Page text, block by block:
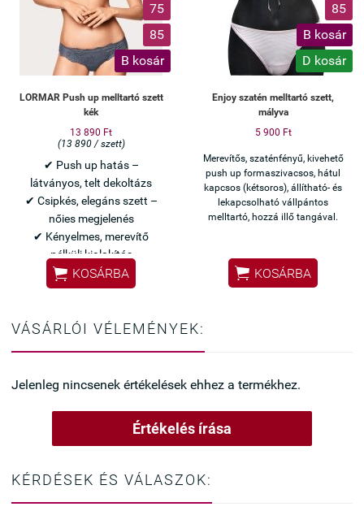
75
85
B kosár
LORMAR Push up melltartó szett
kék
13 890 Ft
(13 890 / szett)
✔ Push up hatás –
látványos, telt dekoltázs
✔ Csipkés, elegáns szett –
nőies megjelenés
✔ Kényelmes, merevítő
nélküli kialakítás
Olasz Lormar minőség
különleges alkalmakra
 KOSÁRBA
85
B kosár
D kosár
Enjoy szatén melltartó szett,
mályva
5 900 Ft
Merevítős, szaténfényű, kivehető
push up formaszivacsos, hátul
kapcsos (kétsoros), állítható- és
lekapcsolható vállpántos
melltartó, hozzá illő tangával.
 KOSÁRBA
VÁSÁRLÓI VÉLEMÉNYEK:
Jelenleg nincsenek értékelések ehhez a termékhez.
Értékelés írása
KÉRDÉSEK ÉS VÁLASZOK: